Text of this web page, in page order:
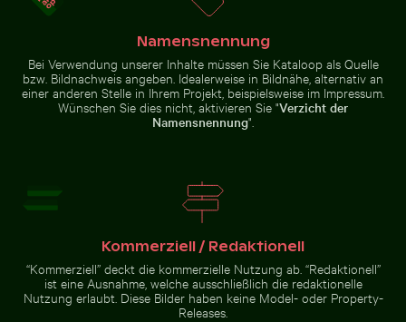
Graureiher am Wasser sitzend Luftaufnahme des Siva
Subramanya Kovil Tempels
Waran auf Gehweg mit ausgestreckter Zunge
Waran auf Gehweg mit ausgestreckter Zunge
Blick auf Joshua-Bäume in Wüstenlandschaft
Schatten eines Schildes auf
Namensnennung
Bei Verwendung unserer Inhalte müssen Sie Kataloop als Quelle
bzw. Bildnachweis angeben. Idealerweise in Bildnähe, alternativ an
einer anderen Stelle in Ihrem Projekt, beispielsweise im Impressum.
Wünschen Sie dies nicht, aktivieren Sie "Verzicht der
Namensnennung".
Kommerziell / Redaktionell
“Kommerziell” deckt die kommerzielle Nutzung ab. “Redaktionell”
ist eine Ausnahme, welche ausschließlich die redaktionelle
Nutzung erlaubt. Diese Bilder haben keine Model- oder Property-
Releases.